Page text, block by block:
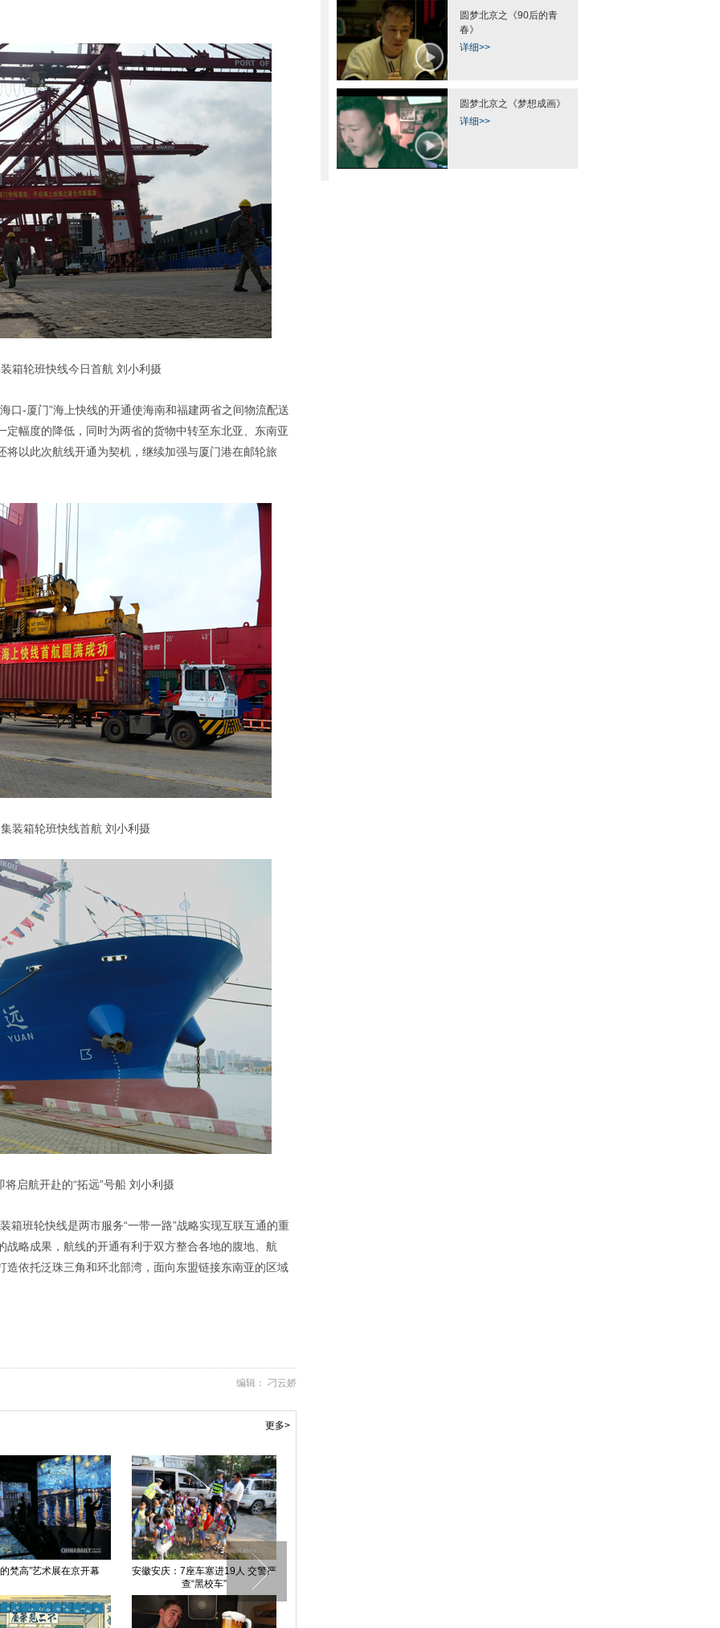
箱轮班快线今日首航 刘小利摄
口-厦门”海上快线的开通使海南和福建两省之间物流配送
幅度的降低，同时为两省的货物中转至东北亚、东南亚
以此次航线开通为契机，继续加强与厦门港在邮轮旅
装箱轮班快线首航 刘小利摄
将启航开赴的“拓远”号船 刘小利摄
箱班轮快线是两市服务“一带一路”战略实现互联互通的重
略成果，航线的开通有利于双方整合各地的腹地、航
依托泛珠三角和环北部湾，面向东盟链接东南亚的区域
编辑： 刁云娇
更多>
艺术展在京开幕
安徽安庆：7座车塞进19人 交警严
查“黑校车”
天才酒醉后居然设计了新款飞机！
圆梦北京之《90后的青
春》
详细>>
圆梦北京之《梦想成画》
详细>>